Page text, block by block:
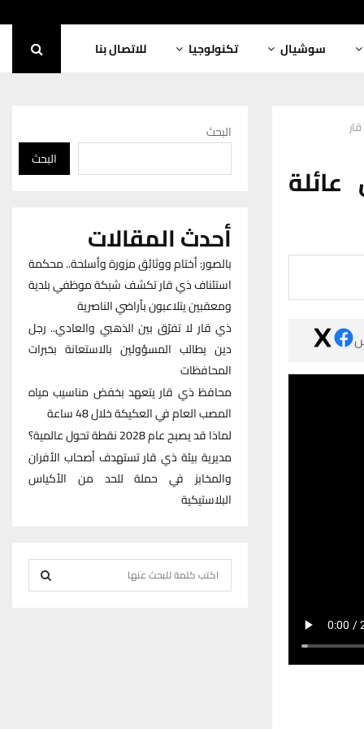
سوشيال تكنولوجيا للاتصال بنا
البحث
البحث
أحدث المقالات
بالصور: أختام ووثائق مزورة وأسلحة.. محكمة
استئناف ذي قار تكشف شبكة موظفي بلدية
ومعقبين يتلاعبون بأراضي الناصرية
ذي قار لا تفرّق بين الذهبي والعادي.. رجل
دين يطالب المسؤولين بالاستعانة بخبرات
المحافظات
محافظ ذي قار يتعهد بخفض مناسيب مياه
المصب العام في العكيكة خلال 48 ساعة
لماذا قد يصبح عام 2028 نقطة تحول عالمية؟
مديرية بيئة ذي قار تستهدف أصحاب الأفران
والمخابز في حملة للحد من الأكياس
البلاستيكية
e